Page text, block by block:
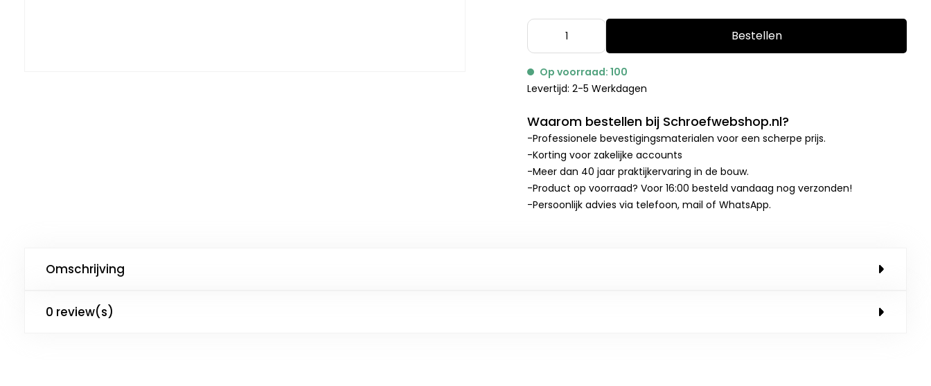
Bestellen
Op voorraad: 100
Levertijd: 2-5 Werkdagen
Waarom bestellen bij Schroefwebshop.nl?
-Professionele bevestigingsmaterialen voor een scherpe prijs.
-Korting voor zakelijke accounts
-Meer dan 40 jaar praktijkervaring in de bouw.
-Product op voorraad? Voor 16:00 besteld vandaag nog verzonden!
-Persoonlijk advies via telefoon, mail of WhatsApp.
Omschrijving
0 review(s)